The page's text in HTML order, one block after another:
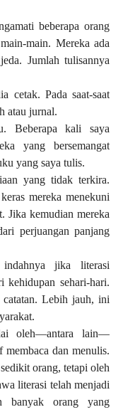
beberapa orang
main. Mereka ada
Jumlah tulisannya
cetak. Pada saat-saat
atau jurnal.
Beberapa kali saya
yang bersemangat
yang saya tulis.
yang tidak terkira.
mereka menekuni
Jika kemudian mereka
perjuangan panjang
indahnya jika literasi
kehidupan sehari-hari.
catatan. Lebih jauh, ini
oleh—antara lain—
dan menulis.
orang, tetapi oleh
literasi telah menjadi
banyak orang yang